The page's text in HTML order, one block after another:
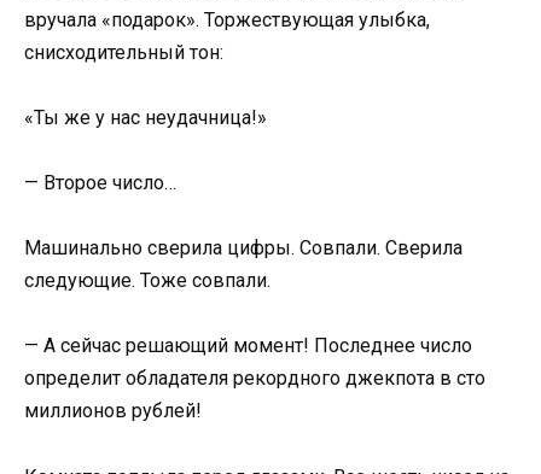
вручала «подарок». Торжествующая улыбка,
снисходительный тон:
«Ты же у нас неудачница!»
— Второе число…
Машинально сверила цифры. Совпали. Сверила
следующие. Тоже совпали.
— А сейчас решающий момент! Последнее число
определит обладателя рекордного джекпота в сто
миллионов рублей!